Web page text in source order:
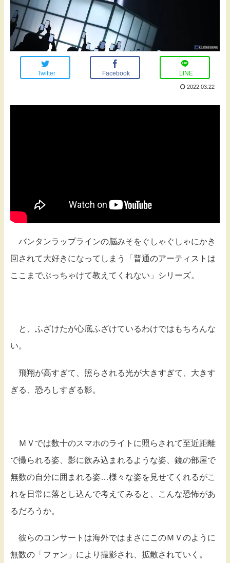
Twitter Facebook LINE
2022.03.22
バンタンラップラインの脳みそをぐしゃぐしゃにかき
回されて大好きになってしまう「普通のアーティストは
ここまでぶっちゃけて教えてくれない」シリーズ。
と、ふざけたが心底ふざけているわけではもちろんな
い。
飛翔が高すぎて、照らされる光が大きすぎて、大きす
ぎる、恐ろしすぎる影。
ＭＶでは数十のスマホのライトに照らされて至近距離
で撮られる姿、影に飲み込まれるような姿、鏡の部屋で
無数の自分に囲まれる姿…様々な姿を見せてくれるがこ
れを日常に落とし込んで考えてみると、こんな恐怖があ
るだろうか。
彼らのコンサートは海外ではまさにこのＭＶのように
無数の「ファン」により撮影され、拡散されていく。